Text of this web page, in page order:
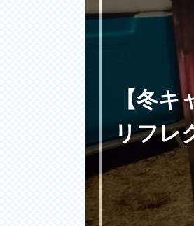
【冬
リフレ